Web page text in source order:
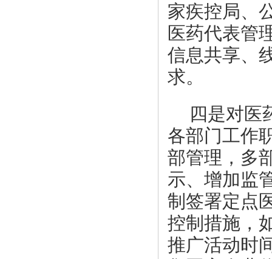
家疾控局、
医药代表管
信息共享、
求。
四是对医
各部门工作
部管理，多
示、增加监
制签署定点
控制措施，
推广活动时